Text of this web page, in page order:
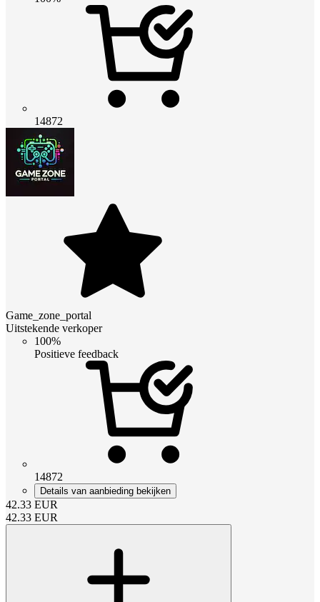
14872
Game_zone_portal
Uitstekende verkoper
100%
Positieve feedback
14872
Details van aanbieding bekijken
42.33 EUR
42.33 EUR